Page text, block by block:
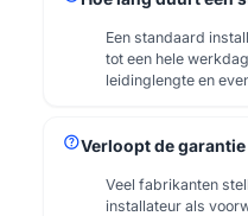
Een standaard
tot een hele
leidinglengte en
helpVerloopt de
Veel fabrikanten
installateur als